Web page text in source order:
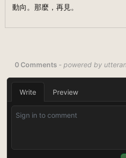
動向。那麼，再見。